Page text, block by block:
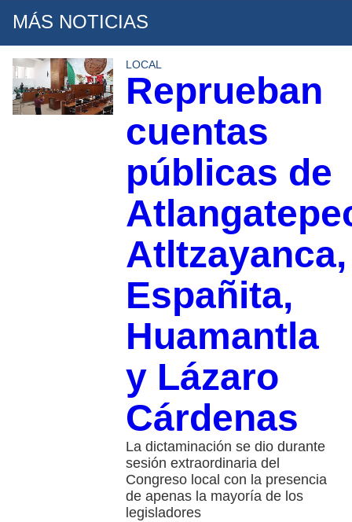
MÁS NOTICIAS
LOCAL
Reprueban
cuentas
públicas de
Atltzayanca,
Españita,
Huamantla
y Lázaro
Cárdenas
La dictaminación se dio durante
sesión extraordinaria del
Congreso local con la presencia
de apenas la mayoría de los
legisladores